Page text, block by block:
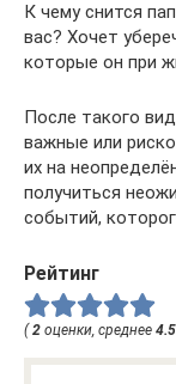
К чему снится
вас? Хочет
которые он при
После такого
важные или
их на
получиться
событий,
Рейтинг
( 2 оценки, среднее 4.5